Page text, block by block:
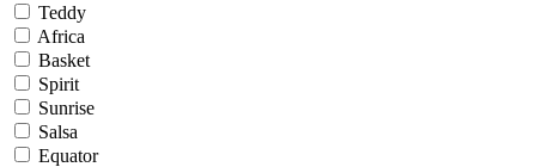
Teddy
Africa
Basket
Spirit
Sunrise
Salsa
Equator